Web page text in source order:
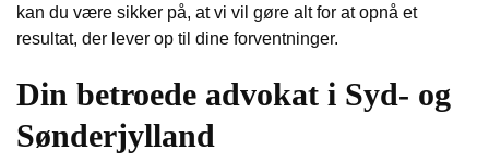
kan du være sikker på, at vi vil gøre alt for at opnå et
resultat, der lever op til dine forventninger.
Din betroede advokat i Syd- og
Sønderjylland